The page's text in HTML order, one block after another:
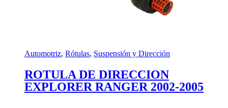
Automotriz, Rótulas, Suspensión y Dirección
ROTULA DE DIRECCION
EXPLORER RANGER 2002-2005